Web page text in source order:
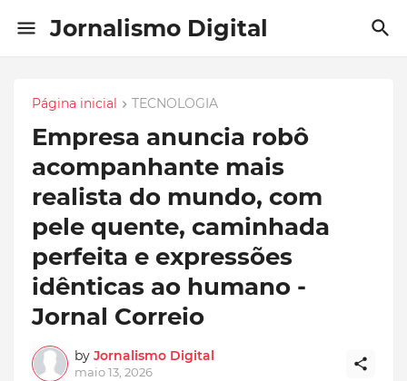
Jornalismo Digital
Página inicial TECNOLOGIA
Empresa anuncia robô
acompanhante mais
realista do mundo, com
pele quente, caminhada
perfeita e expressões
idênticas ao humano -
Jornal Correio
by Jornalismo Digital
maio 13, 2026